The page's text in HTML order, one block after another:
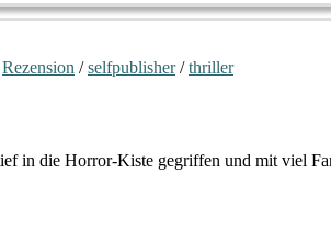
Rezension /selfpublisher/thriller
in die Horror-Kiste gegriffen und mit viel